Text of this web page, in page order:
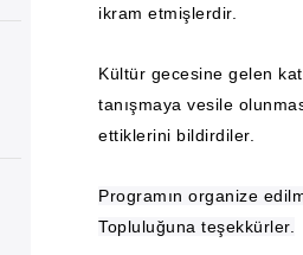
ikram etmişlerdir.
Kültür gecesine gelen
tanışmaya vesile
ettiklerini bildirdiler.
Programın organize
Topluluğuna teşekkürler.